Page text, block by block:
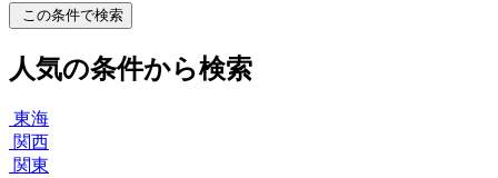
この条件で検索
人気の条件から検索
東海
関西
関東